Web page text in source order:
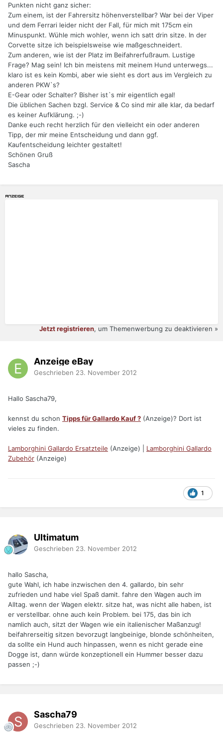
Punkten nicht ganz sicher:
Zum einem, ist der Fahrersitz höhenverstellbar? War bei der Viper
und dem Ferrari leider nicht der Fall, für mich mit 175cm ein
Minuspunkt. Wühle mich wohler, wenn ich satt drin sitze. In der
Corvette sitze ich beispielsweise wie maßgeschneidert.
Zum anderen, wie ist der Platz im Beifahrerfußraum. Lustige
Frage? Mag sein! Ich bin meistens mit meinem Hund unterwegs...
klaro ist es kein Kombi, aber wie sieht es dort aus im Vergleich zu
anderen PKW`s?
E-Gear oder Schalter? Bisher ist`s mir eigentlich egal!
Die üblichen Sachen bzgl. Service & Co sind mir alle klar, da bedarf
es keiner Aufklärung. ;-)
Danke euch recht herzlich für den vielleicht ein oder anderen
Tipp, der mir meine Entscheidung und dann ggf.
Kaufentscheidung leichter gestaltet!
Schönen Gruß
Sascha
Jetzt registrieren, um Themenwerbung zu deaktivieren »
Anzeige eBay
Geschrieben 23. November 2012
Hallo Sascha79,
kennst du schon Tipps für Gallardo Kauf ? (Anzeige)? Dort ist
vieles zu finden.
Lamborghini Gallardo Ersatzteile (Anzeige) | Lamborghini Gallardo
Zubehör (Anzeige)
1
Ultimatum
Geschrieben 23. November 2012
hallo Sascha,
gute Wahl, ich habe inzwischen den 4. gallardo, bin sehr
zufrieden und habe viel Spaß damit. fahre den Wagen auch im
Alltag. wenn der Wagen elektr. sitze hat, was nicht alle haben, ist
er verstellbar. ohne auch kein Problem. bei 175, das bin ich
namlich auch, sitzt der Wagen wie ein italienischer Maßanzug!
beifahrerseitig sitzen bevorzugt langbeinige, blonde schönheiten,
da sollte ein Hund auch hinpassen, wenn es nicht gerade eine
Dogge ist, dann würde konzeptionell ein Hummer besser dazu
passen ;-)
Sascha79
Geschrieben 23. November 2012